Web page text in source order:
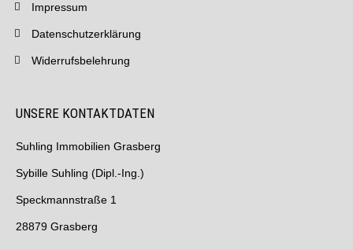
Impressum
Datenschutzerklärung
Widerrufsbelehrung
UNSERE KONTAKTDATEN
Suhling Immobilien Grasberg
Sybille Suhling (Dipl.-Ing.)
Speckmannstraße 1
28879 Grasberg